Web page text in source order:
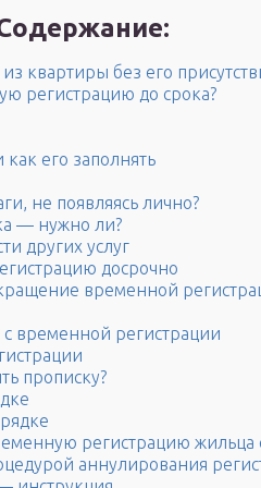
квартиры без его
регистрацию до срока?
его заполнять
не появляясь лично?
— нужно ли?
других услуг
досрочно
временной
временной регистрации
прописку?
регистрацию жильца
аннулирования